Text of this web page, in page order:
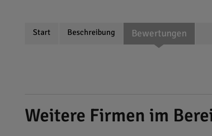
Start Beschreibung Bewertungen
Weitere Firmen im